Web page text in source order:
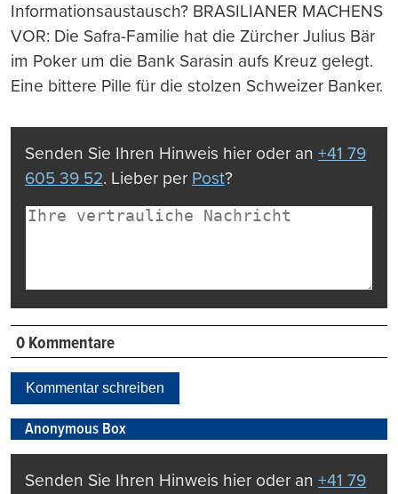
Informationsaustausch? BRASILIANER MACHENS
VOR: Die Safra-Familie hat die Zürcher Julius Bär
im Poker um die Bank Sarasin aufs Kreuz gelegt.
Eine bittere Pille für die stolzen Schweizer Banker.
Senden Sie Ihren Hinweis hier oder an +41 79
605 39 52. Lieber per Post?
0 Kommentare
Kommentar schreiben
Anonymous Box
Senden Sie Ihren Hinweis hier oder an +41 79